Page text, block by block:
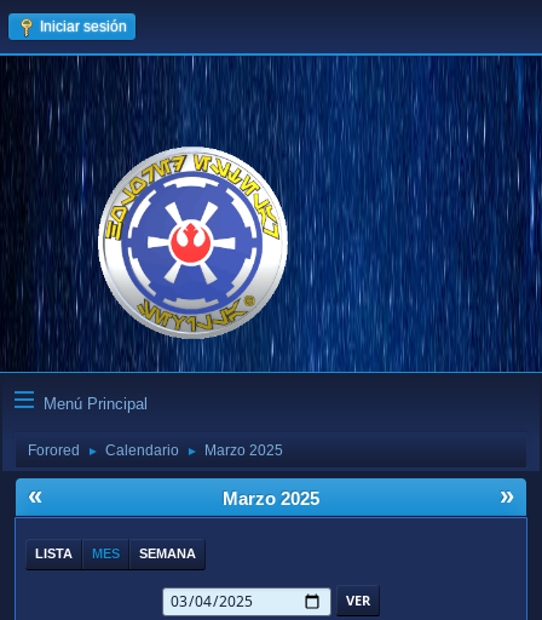
Iniciar sesión
Menú Principal
Forored ► Calendario ► Marzo 2025
« »
Marzo 2025
LISTA MES SEMANA